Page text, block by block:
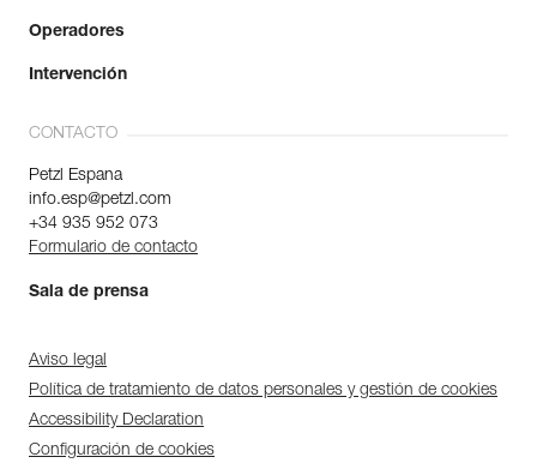
Operadores
Intervención
CONTACTO
Petzl Espana
info.esp@petzl.com
+34 935 952 073
Formulario de contacto
Sala de prensa
Aviso legal
Política de tratamiento de datos personales y gestión de cookies
Accessibility Declaration
Configuración de cookies